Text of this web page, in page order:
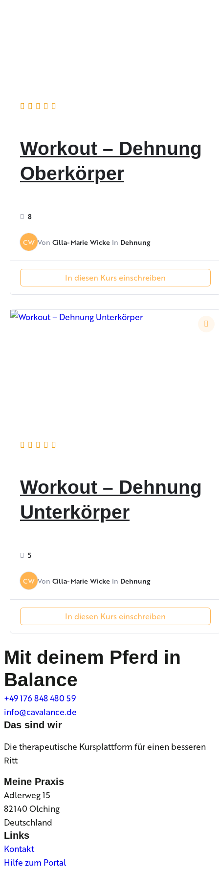
Workout – Dehnung
Oberkörper
8
CW Von Cilla-Marie Wicke In Dehnung
In diesen Kurs einschreiben
Workout – Dehnung
Unterkörper
5
CW Von Cilla-Marie Wicke In Dehnung
In diesen Kurs einschreiben
Mit deinem Pferd in
Balance
+49 176 848 480 59
info@cavalance.de
Das sind wir
Die therapeutische Kursplattform für einen besseren
Ritt
Meine Praxis
Adlerweg 15
82140 Olching
Deutschland
Links
Kontakt
Hilfe zum Portal